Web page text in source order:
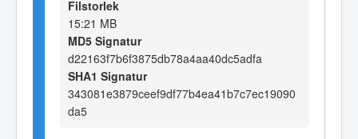
Filstorlek
15:21 MB
MD5 Signatur
d22163f7b6f3875db78a4aa40dc5adfa
SHA1 Signatur
343081e3879ceef9df77b4ea41b7c7ec19090
da5